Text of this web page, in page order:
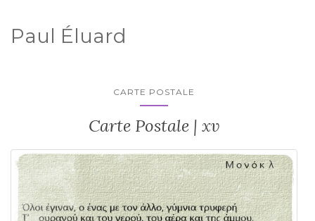
Paul Éluard
CARTE POSTALE
Carte Postale | xv